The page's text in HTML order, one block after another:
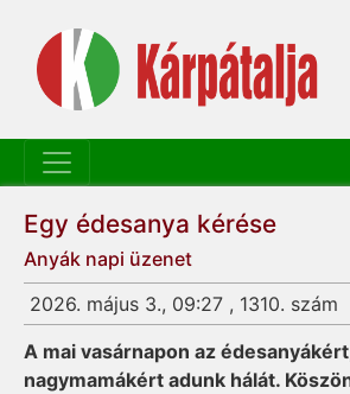
Egy édesanya kérése
Anyák napi üzenet
2026. május 3., 09:27 , 1310. szám
A mai vasárnapon az
nagymamákért adunk hálát.